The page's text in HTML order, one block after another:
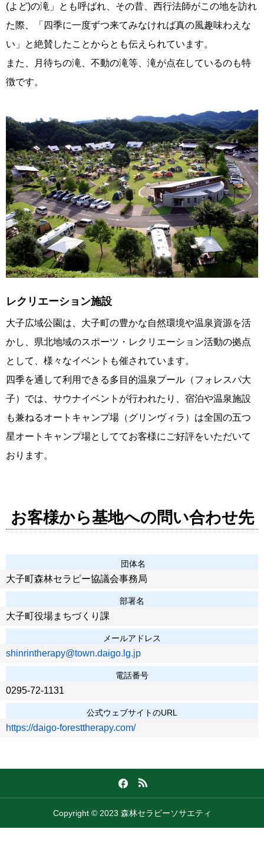
(よど)の滝」とも呼ばれ、その昔、西行法師がこの地を訪れ
た際、「四季に一度ずつ来てみなければ真の風趣味わえな
い」と絶賛したことからとも伝えられています。
また、月待ちの滝、不動の滝等、滝が点在しているのも特
徴です。
レクリエーション施設
大子広域公園は、大子町の豊かな自然環境や温泉資源を活
かし、県北地域のスポーツ・レクリエーション活動の拠点
として、様々なイベントも催されています。
四季を通して利用できる多目的温泉プール（フォレスパ大
子）では、サウナイベントが行われたり、宿泊や温泉施設
も兼ねるオートキャンプ場（グリンヴィラ）は全国の五つ
星オートキャンプ場としててお客様にご好評をいただいて
おります。
お客様から基地への問い合わせ先
団体名
大子町森林セラピー協議会事務局
部署名
大子町役場まちづくり課
メールアドレス
shinrintherapy@town.daigo.lg.jp
電話番号
0295-72-1131
公式ウェブサイトのURL
https://daigo-foresttherapy.com/
Copyright © 2023 森林セラピーソサエティ